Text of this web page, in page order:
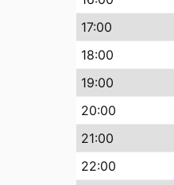
17:00
18:00
19:00
20:00
21:00
22:00